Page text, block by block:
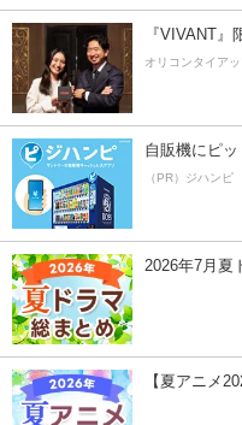
『VIVANT
オリコンタイア
自販機にピ
（PR）ジハンピ
2026年7月夏
【夏アニメ